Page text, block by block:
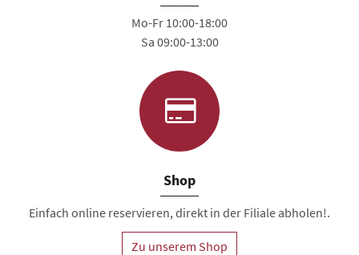
Mo-Fr 10:00-18:00
Sa 09:00-13:00
Shop
Einfach online reservieren, direkt in der Filiale abholen!.
Zu unserem Shop